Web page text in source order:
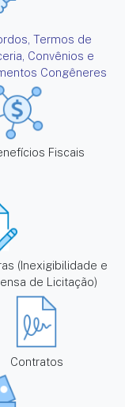
Termos de
Convênios e
Congêneres
Fiscais
(Inexigibilidade e
de Licitação)
Contratos